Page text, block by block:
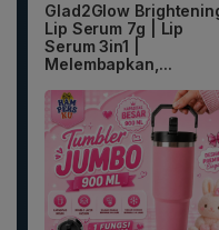
Glad2Glow
Lip Serum 7g | Lip
Serum 3in1 |
Melembapkan,...